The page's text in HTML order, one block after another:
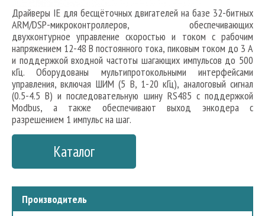
Драйверы IE для бесщёточных двигателей на базе 32-битных
ARM/DSP-микроконтроллеров, обеспечивающих
двухконтурное управление скоростью и током с рабочим
напряжением 12-48 В постоянного тока, пиковым током до 3 А
и поддержкой входной частоты шагающих импульсов до 500
кГц. Оборудованы мультипротокольными интерфейсами
управления, включая ШИМ (5 В, 1-20 кГц), аналоговый сигнал
(0.5-4.5 В) и последовательную шину RS485 с поддержкой
Modbus, а также обеспечивают выход энкодера с
разрешением 1 импульс на шаг.
Каталог
Производитель